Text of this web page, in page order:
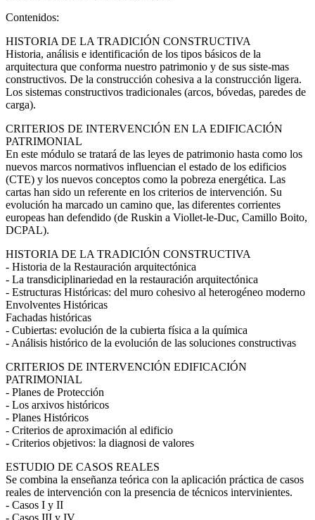
Contenidos:
HISTORIA DE LA TRADICIÓN CONSTRUCTIVA
Historia, análisis e identificación de los tipos básicos de la
arquitectura que conforma nuestro patrimonio y de sus siste-mas
constructivos. De la construcción cohesiva a la construcción ligera.
Los sistemas constructivos tradicionales (arcos, bóvedas, paredes de
carga).
CRITERIOS DE INTERVENCIÓN EN LA EDIFICACIÓN
PATRIMONIAL
En este módulo se tratará de las leyes de patrimonio hasta como los
nuevos marcos normativos influencian el estado de los edificios
(CTE) y los nuevos conceptos como la pobreza energética. Las
cartas han sido un referente en los criterios de intervención. Su
evolución ha marcado un camino que, las diferentes corrientes
europeas han defendido (de Ruskin a Viollet-le-Duc, Camillo Boito,
DCPAL).
HISTORIA DE LA TRADICIÓN CONSTRUCTIVA
- Historia de la Restauración arquitectónica
- La transdiciplinariedad en la restauración arquitectónica
- Estructuras Históricas: del muro cohesivo al heterogéneo moderno
Envolventes Históricas
Fachadas históricas
- Cubiertas: evolución de la cubierta física a la química
- Análisis histórico de la evolución de las soluciones constructivas
CRITERIOS DE INTERVENCIÓN EDIFICACIÓN
PATRIMONIAL
- Planes de Protección
- Los arxivos históricos
- Planes Históricos
- Criterios de aproximación al edificio
- Criterios objetivos: la diagnosi de valores
ESTUDIO DE CASOS REALES
Se combina la enseñanza teórica con la aplicación práctica de casos
reales de intervención con la presencia de técnicos intervinientes.
- Casos I y II
- Casos III y IV